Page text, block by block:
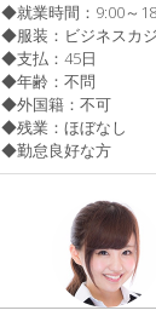
◆就業時間：9:00～
◆服装：ビジネスカ
◆支払：45日
◆年齢：不問
◆外国籍：不可
◆残業：ほぼなし
◆勤怠良好な方